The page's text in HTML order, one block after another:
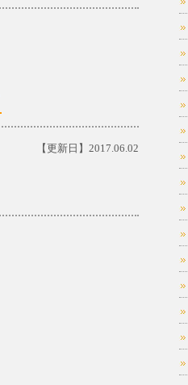
【更新日】2017.06.02